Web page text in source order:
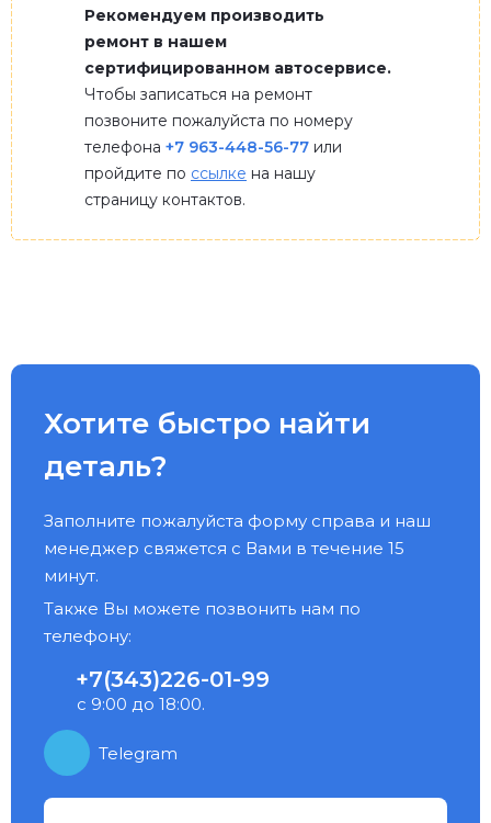
Рекомендуем производить
ремонт в нашем
сертифицированном автосервисе.
Чтобы записаться на ремонт
позвоните пожалуйста по номеру
телефона +7 963-448-56-77 или
пройдите по ссылке на нашу
страницу контактов.
Хотите быстро найти
деталь?
Заполните пожалуйста форму справа и наш
менеджер свяжется с Вами в течение 15
минут.
Также Вы можете позвонить нам по
телефону:
+7(343)226-01-99
с 9:00 до 18:00.
Telegram